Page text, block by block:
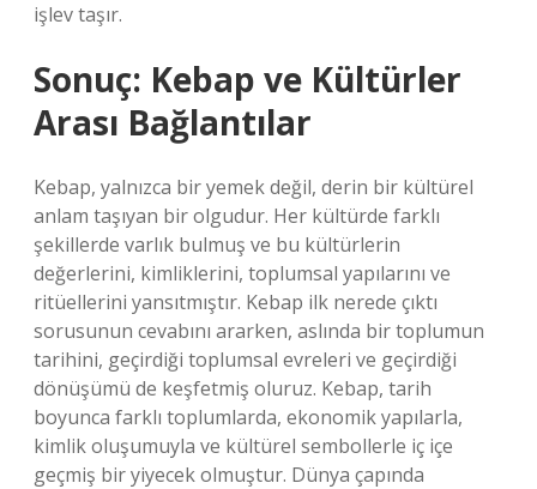
işlev taşır.
Sonuç: Kebap ve Kültürler
Arası Bağlantılar
Kebap, yalnızca bir yemek değil, derin bir kültürel
anlam taşıyan bir olgudur. Her kültürde farklı
şekillerde varlık bulmuş ve bu kültürlerin
değerlerini, kimliklerini, toplumsal yapılarını ve
ritüellerini yansıtmıştır. Kebap ilk nerede çıktı
sorusunun cevabını ararken, aslında bir toplumun
tarihini, geçirdiği toplumsal evreleri ve geçirdiği
dönüşümü de keşfetmiş oluruz. Kebap, tarih
boyunca farklı toplumlarda, ekonomik yapılarla,
kimlik oluşumuyla ve kültürel sembollerle iç içe
geçmiş bir yiyecek olmuştur. Dünya çapında